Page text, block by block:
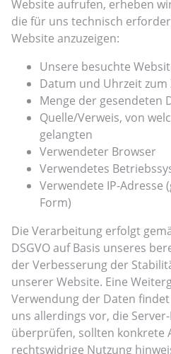
Website aufrufen, erheben
die für uns technisch
Website anzuzeigen:
Unsere besuchte
Datum und Uhrzeit
Menge der gesendeten
Quelle/Verweis, von
gelangten
Verwendeter Browser
Verwendetes
Verwendete IP-Adresse
Form)
Die Verarbeitung erfolgt
DSGVO auf Basis unseres
der Verbesserung der
unserer Website. Eine
Verwendung der Daten
uns allerdings vor, die
überprüfen, sollten konkrete
rechtswidrige Nutzung